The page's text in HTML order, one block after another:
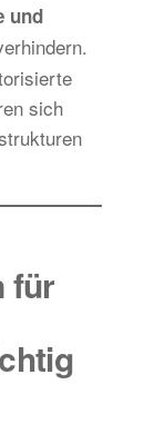
und
sich
für